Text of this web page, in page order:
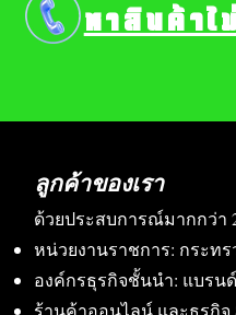
ลูกค้าของเรา
ด้วยประสบการณ์มากกว่า
หน่วยงานราชการ: กระท
องค์กรธุรกิจชั้นนำ: แบรน
ร้านค้าออนไลน์ และธุรกิจ
หาสินค้า